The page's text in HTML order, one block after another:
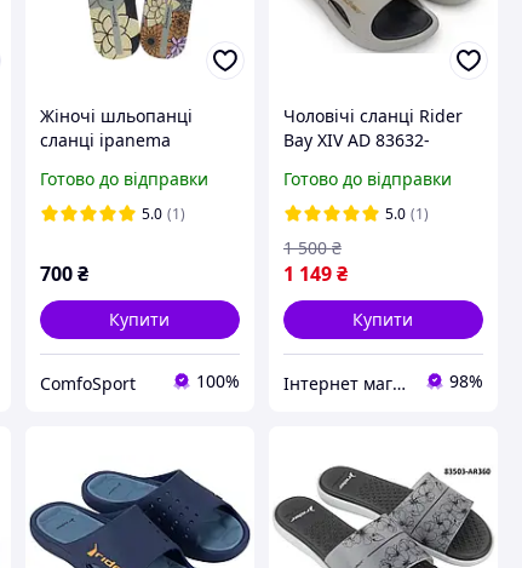
Жіночі шльопанці
сланці ipanema
Бразилія
Готово до відправки
5.0 (1)
700 ₴
Купити
ComfoSport 100%
Чоловічі сланці Rider
Bay XIV AD 83632-
Готово до відправки
5.0 (1)
1 149₴
1 500 ₴
Купити
Інтернет магазин спортивного взуття Shoes-Factory 98%